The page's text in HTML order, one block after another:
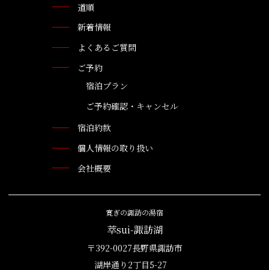
道順
新着情報
よくあるご質問
ご予約
宿泊プラン
ご予約確認・キャンセル
宿泊約款
個人情報の取り扱い
会社概要
寛ぎの諏訪の湯宿
萃sui-諏訪湖
〒392-0027長野県諏訪市
湖岸通り2丁目5-27